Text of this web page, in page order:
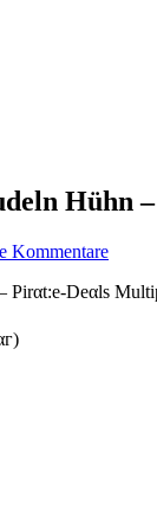
Hühn
Kommentare
Pirαt:е-Dеαls